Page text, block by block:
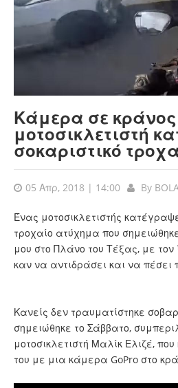
Κάμερα σε κράνος
μοτοσικλετιστή
σοκαριστικό
05 Απρ, 2018 | 14:00 By
Ένας μοτοσικλετιστής
τροχαίο ατύχημα που
μου στο Πλάνο του Τέξας, με τον
καν να αντιδράσει και να
Κανείς δεν τραυματίστηκε
σημειώθηκε το Σάββατο,
μοτοσικλετιστή Μαλίκ Ελιζέ,
του με μια κάμερα GoPro στο